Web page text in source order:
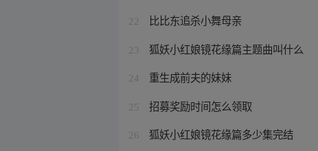
22 比比东追杀小舞母亲
23 狐妖小红娘镜花缘篇主题曲叫什么
24 重生成前夫的妹妹
25 招募奖励时间怎么领取
26 狐妖小红娘镜花缘篇多少集完结